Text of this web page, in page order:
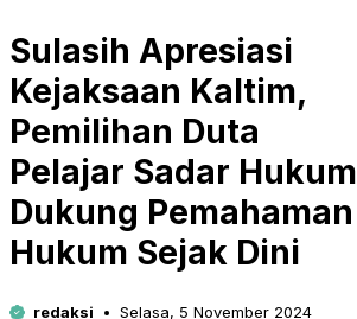
Sulasih Apresiasi
Kejaksaan Kaltim,
Pemilihan Duta
Pelajar Sadar Hukum
Dukung Pemahaman
Hukum Sejak Dini
redaksi Selasa, 5 November 2024